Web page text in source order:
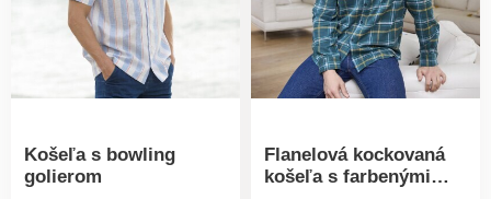
sociálnych kritérií.
1216/3 IFTH). Táto
známka označuje
textilné výrobky, ktoré
boli podrobené
škodlivých látok a
výrobok je bezpečný
Košeľa s bowling
golierom
Flanelová kockovaná
košeľa s farbenými